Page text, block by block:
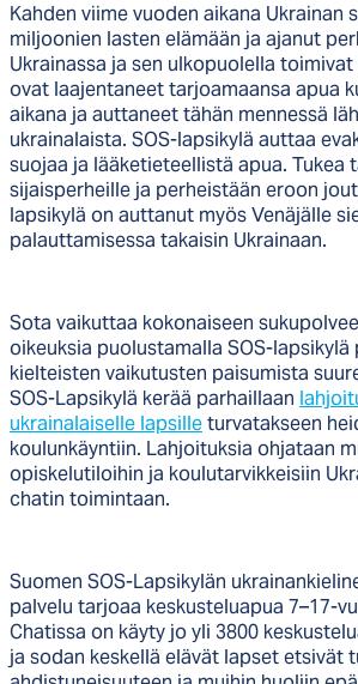
Kahden viime vuoden aikana Ukrainan
miljoonien lasten elämään ja ajanut
Ukrainassa ja sen ulkopuolella
ovat laajentaneet tarjoamaansa apua
aikana ja auttaneet tähän mennessä
ukrainalaista. SOS-lapsikylä auttaa
suojaa ja lääketieteellistä apua. Tukea
sijaisperheille ja perheistään eroon
lapsikylä on auttanut myös Venäjälle
palauttamisessa takaisin Ukrainaan.
Sota vaikuttaa kokonaiseen
oikeuksia puolustamalla SOS-lapsikylä
kielteisten vaikutusten paisumista
SOS-Lapsikylä kerää parhaillaan
ukrainalaiselle lapsilleturvatakseen
koulunkäyntiin. Lahjoituksia ohjataan
opiskelutiloihin ja koulutarvikkeisiin
chatin toimintaan.
Suomen SOS-Lapsikylän
palvelu tarjoaa keskusteluapua 7–17-
Chatissa on käyty jo yli 3800
ja sodan keskellä elävät lapset etsivät